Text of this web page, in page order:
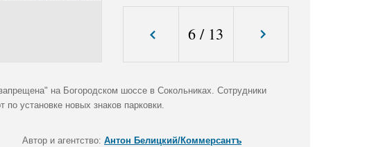
6 / 13
на Богородском шоссе в Сокольниках. Сотрудники
установке новых знаков парковки.
Автор и агентство: Антон Белицкий/Коммерсантъ